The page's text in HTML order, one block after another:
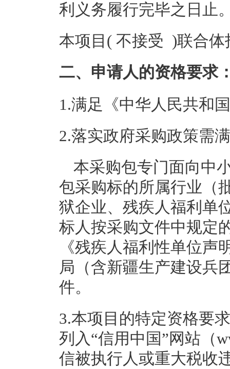
利义务履行完毕之日止
本项目( 不接受 )联合体
二、申请人的资格要求
1.满足《中华人民共和
2.落实政府采购政策需
本采购包专门面向中
包采购标的所属行业（
狱企业、残疾人福利单
标人按采购文件中规定
《残疾人福利性单位
局（含新疆生产建设兵
件。
3.本项目的特定资格要
列入“信用中国”网站（
信被执行人或重大税收